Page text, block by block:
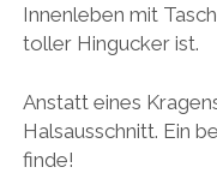
Innenleben mit
toller Hingucker ist.
Anstatt eines
Halsausschnitt. Ein
finde!